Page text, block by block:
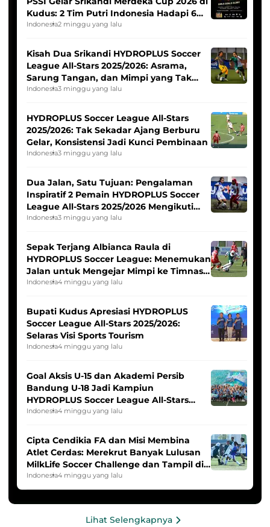
Kudus: 2 Tim Putri Indonesia Hadapi 6
Tim Asia
Indonesia2 minggu yang lalu
Kisah Dua Srikandi HYDROPLUS Soccer
League All-Stars 2025/2026: Asrama,
Sarung Tangan, dan Mimpi yang Tak
Pernah Padam
Indonesia3 minggu yang lalu
HYDROPLUS Soccer League All-Stars
2025/2026: Tak Sekadar Ajang Berburu
Gelar, Konsistensi Jadi Kunci Pembinaan
Indonesia3 minggu yang lalu
Dua Jalan, Satu Tujuan: Pengalaman
Inspiratif 2 Pemain HYDROPLUS Soccer
League All-Stars 2025/2026 Mengikuti
Seleksi Timnas Indonesia Putri
Indonesia3 minggu yang lalu
Sepak Terjang Albianca Raula di
HYDROPLUS Soccer League: Menemukan
Jalan untuk Mengejar Mimpi ke Timnas
Indonesia Putri
Indonesia4 minggu yang lalu
Bupati Kudus Apresiasi HYDROPLUS
Soccer League All-Stars 2025/2026:
Selaras Visi Sports Tourism
Indonesia4 minggu yang lalu
Goal Aksis U-15 dan Akademi Persib
Bandung U-18 Jadi Kampiun
HYDROPLUS Soccer League All-Stars
2025/2026
Indonesia4 minggu yang lalu
Cipta Cendikia FA dan Misi Membina
Atlet Cerdas: Merekrut Banyak Lulusan
MilkLife Soccer Challenge dan Tampil di
HYDROPLUS Soccer League
Indonesia4 minggu yang lalu
Lihat Selengkapnya